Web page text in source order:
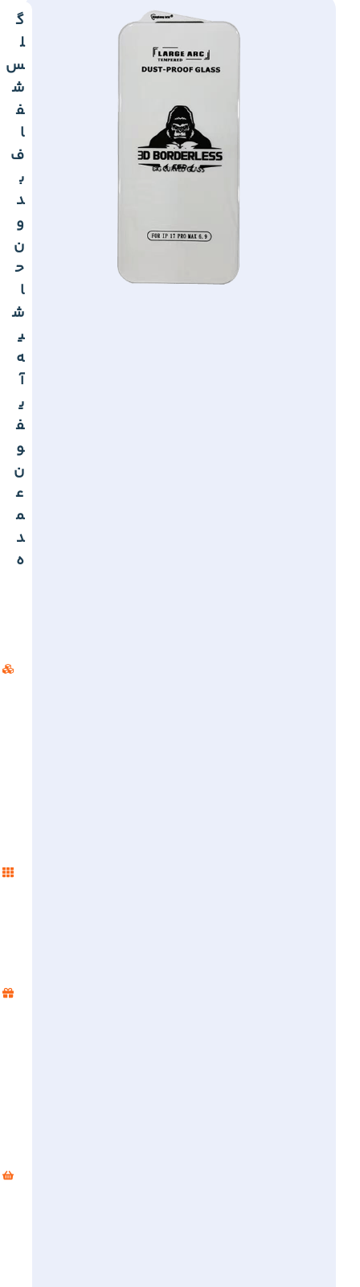
گ
ل
س
ش
ف
ا
ف
ب
د
و
ن
ح
ا
ش
ی
ه
آ
ی
ف
و
ن
ع
م
د
ه